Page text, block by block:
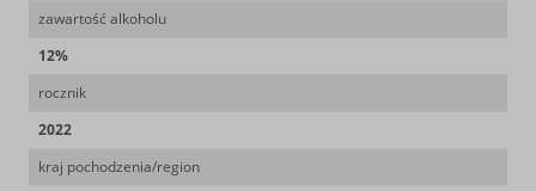
zawartość alkoholu
12%
rocznik
2022
kraj pochodzenia/region